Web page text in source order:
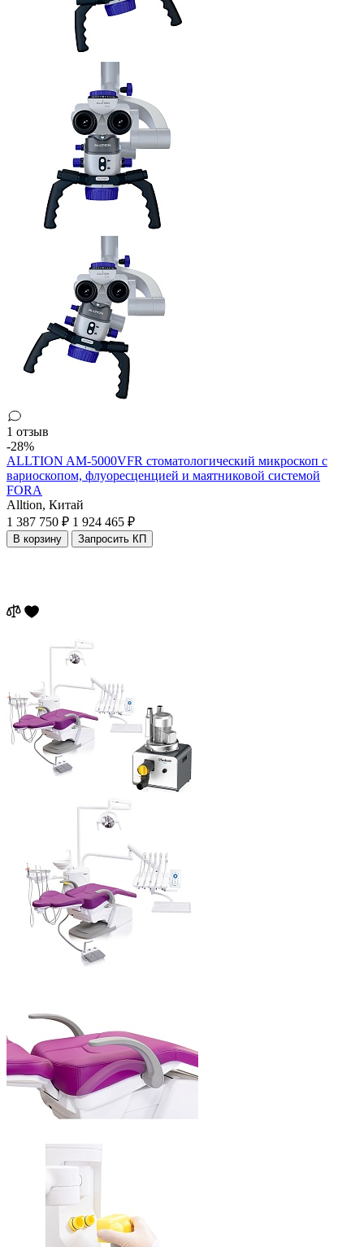
1 отзыв
-28%
ALLTION AM-5000VFR стоматологический микроскоп с
вариоскопом, флуоресценцией и маятниковой системой
FORA
Alltion, Китай
1 387 750 ₽ 1 924 465 ₽
В корзину Запросить КП